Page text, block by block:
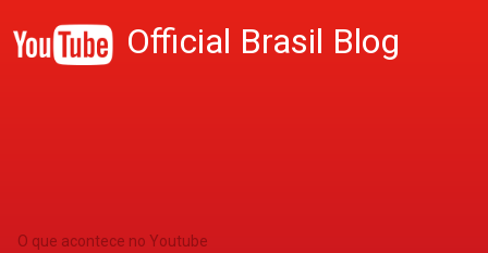
Official Brasil Blog
O que acontece no Youtube